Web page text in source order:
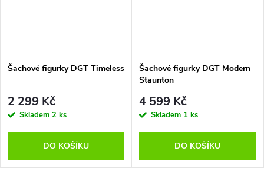
Šachové figurky DGT Timeless
2 299 Kč
Skladem 2 ks
DO KOŠÍKU
Šachové figurky DGT Modern
Staunton
4 599 Kč
Skladem 1 ks
DO KOŠÍKU